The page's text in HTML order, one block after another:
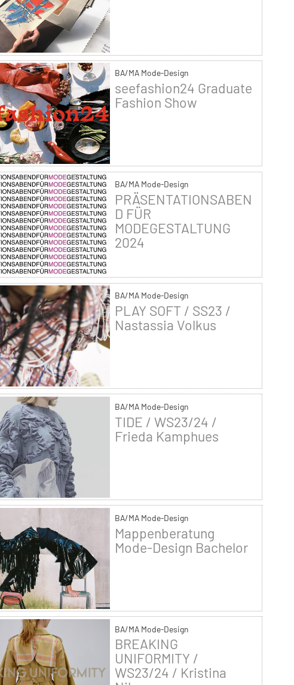
BA/MA Mode-Design
seefashion24 Graduate
Fashion Show
BA/MA Mode-Design
PRÄSENTATIONSABEN
D FÜR
MODEGESTALTUNG
2024
BA/MA Mode-Design
PLAY SOFT / SS23 /
Nastassia Volkus
BA/MA Mode-Design
TIDE / WS23/24 /
Frieda Kamphues
BA/MA Mode-Design
Mappenberatung
Mode-Design Bachelor
BA/MA Mode-Design
BREAKING
UNIFORMITY /
WS23/24 / Kristina